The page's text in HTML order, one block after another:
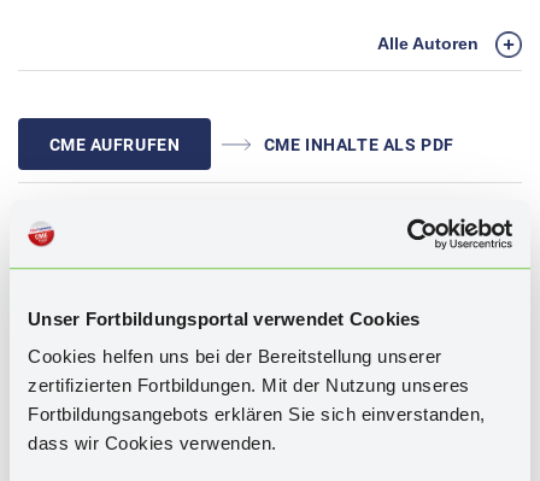
Unser Fortbildungsportal verwendet Cookies
Cookies helfen uns bei der Bereitstellung unserer
zertifizierten Fortbildungen. Mit der Nutzung unseres
Fortbildungsangebots erklären Sie sich einverstanden,
dass wir Cookies verwenden.
Alle Autoren
CME AUFRUFEN CME INHALTE ALS PDF
Schlagwörter:Arterielle Hypertonie, Blutdruckkontrolle,
Patientenfälle, Studien, Endothelinrezeptorblocker,
Aldosteronsynthaseinhibitoren, siRNA gegen